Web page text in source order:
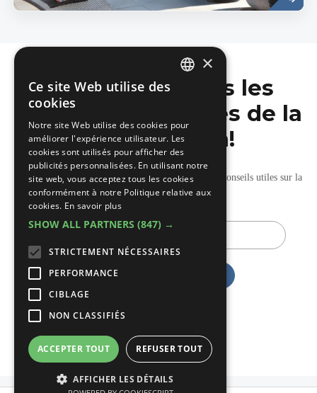
Ne manquez pas les
dernières nouvelles de la
construction!
Recevez nos mises à jour hebdomadaires pleines de conseils utiles sur la
construction et la rénovation.
E-
×
Ce site Web utilise des
cookies
Notre site Web utilise des cookies pour
améliorer l'expérience utilisateur. Les
cookies sont utilisés pour afficher des
publicités personnalisées. En utilisant notre
site web, vous acceptez tous les cookies
conformément à notre Politique relative aux
cookies. En savoir plus
SHOW ALL PARTNERS (847) →
STRICTEMENT NÉCESSAIRES
PERFORMANCE
CIBLAGE
NON CLASSIFIÉS
ACCEPTER TOUT REFUSER TOUT
AFFICHER LES DÉTAILS